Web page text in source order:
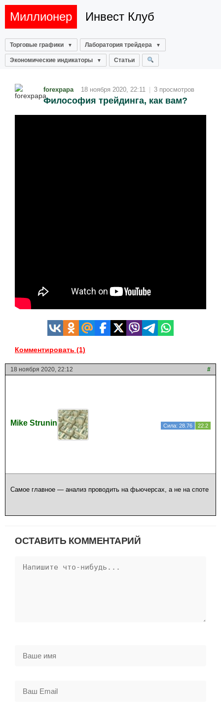
Миллионер Инвест Клуб
Торговые графики Лаборатория трейдера
Экономические индикаторы Статьи
forexpapa 18 ноября 2020, 22:11 | 3 просмотров
Философия трейдинга, как вам?
Комментировать (1)
18 ноября 2020, 22:12 #
Mike Strunin Сила: 28.76 22.2
Самое главное — анализ проводить на фьючерсах, а не на споте
ОСТАВИТЬ КОММЕНТАРИЙ